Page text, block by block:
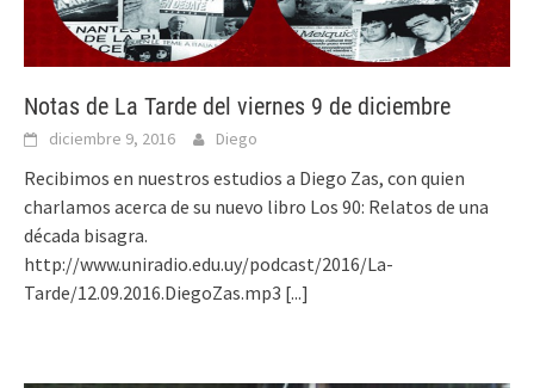
Notas de La Tarde del viernes 9 de diciembre
diciembre 9, 2016 Diego
Recibimos en nuestros estudios a Diego Zas, con quien
charlamos acerca de su nuevo libro Los 90: Relatos de una
década bisagra.
http://www.uniradio.edu.uy/podcast/2016/La-
Tarde/12.09.2016.DiegoZas.mp3 [...]